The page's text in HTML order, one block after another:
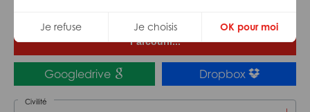
Je refuse Je choisis OK pour moi
Parcourir...
Googledrive Dropbox
Civilité